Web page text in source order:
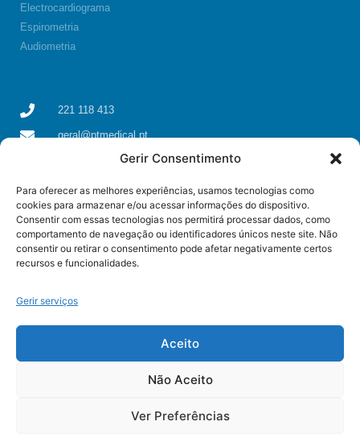
Gerir Consentimento
Para oferecer as melhores experiências, usamos tecnologias como
cookies para armazenar e/ou acessar informações do dispositivo.
Consentir com essas tecnologias nos permitirá processar dados, como
comportamento de navegação ou identificadores únicos neste site. Não
consentir ou retirar o consentimento pode afetar negativamente certos
recursos e funcionalidades.
Gerir serviços
Aceito
Não Aceito
Ver Preferências
Electrocardiograma
Espirometria
Audiometria
221 118 413
geral@ptmedical.pt
Rua dos Coriscos 39, 4425-051 Águas Santas, Maia